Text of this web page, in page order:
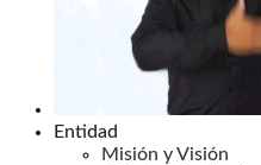
Entidad
Misión y Visión